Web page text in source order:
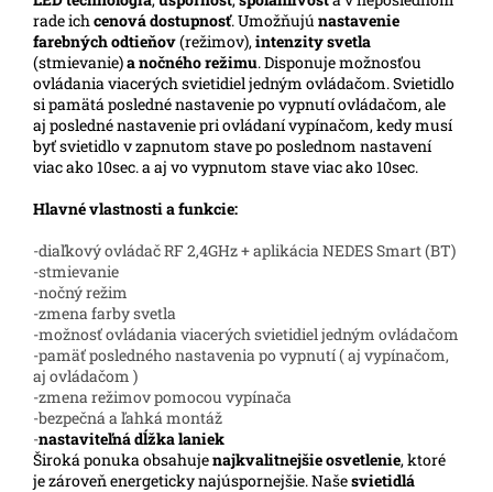
rade ichcenová dostupnosť. Umožňujú nastavenie
farebných odtieňov(režimov),intenzity svetla
(stmievanie)a nočného režimu. Disponuje možnosťou
ovládania viacerých svietidiel jedným ovládačom. Svietidlo
si pamätá posledné nastavenie po vypnutí ovládačom, ale
aj posledné nastavenie pri ovládaní vypínačom, kedy musí
byť svietidlo v zapnutom stave po poslednom nastavení
viac ako 10sec. a aj vo vypnutom stave viac ako 10sec.
Hlavné vlastnosti a funkcie:
-diaľkový ovládač RF 2,4GHz + aplikácia NEDES Smart (BT)
-stmievanie
-nočný režim
-zmena farby svetla
-možnosť ovládania viacerých svietidiel jedným ovládačom
-pamäť posledného nastavenia po vypnutí ( aj vypínačom,
aj ovládačom )
-zmena režimov pomocou vypínača
-bezpečná a ľahká montáž
-nastaviteľná dĺžka laniek
Široká ponuka obsahujenajkvalitnejšie osvetlenie, ktoré
je zároveň energeticky najúspornejšie. Našesvietidlá